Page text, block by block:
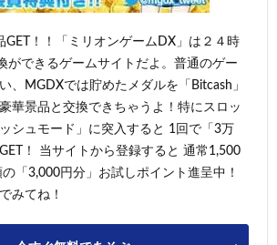
GET！！「ミリオンゲームDX」は２４時
ができるゲームサイトだよ。普通のゲー
、MGDXでは貯めたメダルを「Bitcash」
華景品と交換できちゃうよ！特にスロッ
シュモード」に突入すると 1回で「3万
！ 当サイトから登録すると 通常1,500
「3,000円分」お試しポイント進呈中！
みてね！